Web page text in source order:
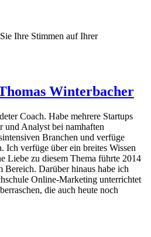
Ihre Stimmen auf Ihrer
Winterbacher
Coach. Habe mehrere Startups
und Analyst bei namhaften
Branchen und verfüge
Ich verfüge über ein breites Wissen
Liebe zu diesem Thema führte 2014
Bereich. Darüber hinaus habe ich
Online-Marketing unterrichtet
die auch heute noch